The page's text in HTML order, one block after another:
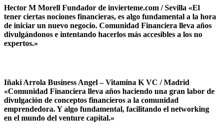
Hector M Morell Fundador de invierteme.com / Sevilla «El
tener ciertas nociones financieras, es algo fundamental a la hora
de iniciar un nuevo negocio. Comunidad Financiera lleva años
divulgándonos e intentando hacerlos más accesibles a los no
expertos.»
Iñaki Arrola Business Angel – Vitamina K VC / Madrid
«Comunidad Financiera lleva años haciendo una gran labor de
divulgación de conceptos financieros a la comunidad
emprendedora. Y algo fundamental, facilitando el networking
en el mundo del venture capital.»